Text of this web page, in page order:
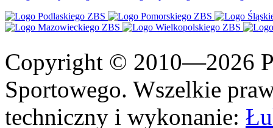
Copyright © 2010—2026
Sportowego. Wszelkie
techniczny i wykonanie: